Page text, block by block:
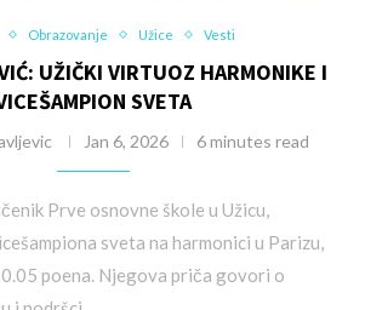
Obrazovanje Užice Vesti
UŽIČKI VIRTUOZ HARMONIKE I
SVETA
Jan 6, 2026 6 minutes read
Prve osnovne škole u Užicu,
sveta na harmonici u Parizu,
poena. Njegova priča govori o